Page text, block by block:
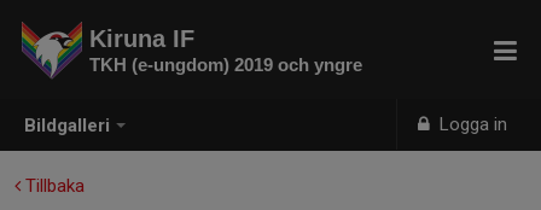
Bildgalleri Logga in
Kiruna IF
TKH (e-ungdom) 2019 och yngre
Tillbaka